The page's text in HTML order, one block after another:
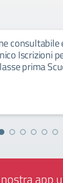
consultabile
Iscrizioni
prima
app